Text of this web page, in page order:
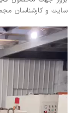
سایت و کارشناسان
نمایشگر
ویدیو